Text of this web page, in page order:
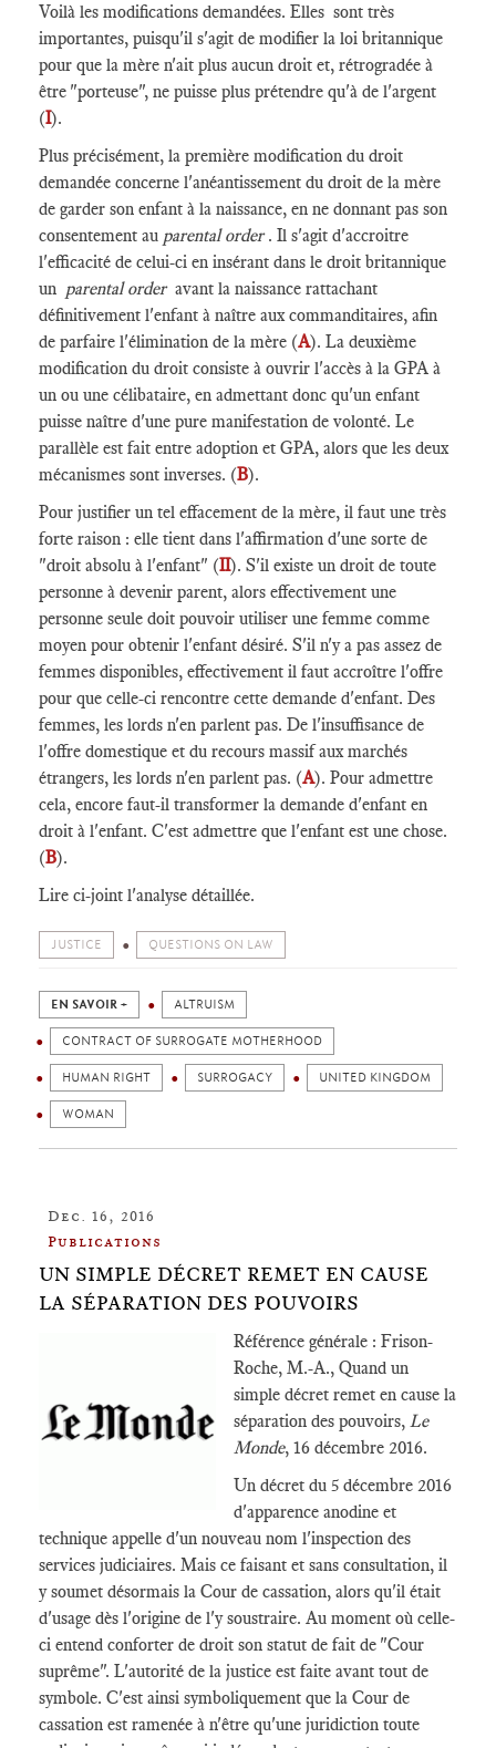
Voilà les modifications demandées. Elles sont très
importantes, puisqu'il s'agit de modifier la loi britannique
pour que la mère n'ait plus aucun droit et, rétrogradée à
être "porteuse", ne puisse plus prétendre qu'à de l'argent
(I).
Plus précisément, la première modification du droit
demandée concerne l'anéantissement du droit de la mère
de garder son enfant à la naissance, en ne donnant pas son
consentement au parental order. Il s'agit d'accroitre
l'efficacité de celui-ci en insérant dans le droit britannique
un parental order avant la naissance rattachant
définitivement l'enfant à naître aux commanditaires, afin
de parfaire l'élimination de la mère (A). La deuxième
modification du droit consiste à ouvrir l'accès à la GPA à
un ou une célibataire, en admettant donc qu'un enfant
puisse naître d'une pure manifestation de volonté. Le
parallèle est fait entre adoption et GPA, alors que les deux
mécanismes sont inverses. (B).
Pour justifier un tel effacement de la mère, il faut une très
forte raison : elle tient dans l'affirmation d'une sorte de
"droit absolu à l'enfant" (II). S'il existe un droit de toute
personne à devenir parent, alors effectivement une
personne seule doit pouvoir utiliser une femme comme
moyen pour obtenir l'enfant désiré. S'il n'y a pas assez de
femmes disponibles, effectivement il faut accroître l'offre
pour que celle-ci rencontre cette demande d'enfant. Des
femmes, les lords n'en parlent pas. De l'insuffisance de
l'offre domestique et du recours massif aux marchés
étrangers, les lords n'en parlent pas. (A). Pour admettre
cela, encore faut-il transformer la demande d'enfant en
droit à l'enfant. C'est admettre que l'enfant est une chose.
(B).
Lire ci-joint l'analyse détaillée.
JUSTICE QUESTIONS ON LAW
EN SAVOIR + ALTRUISM
CONTRACT OF SURROGATE MOTHERHOOD
HUMAN RIGHT SURROGACY UNITED KINGDOM
WOMAN
Dec. 16, 2016
Publications
UN SIMPLE DÉCRET REMET EN CAUSE
LA SÉPARATION DES POUVOIRS
Référence générale : Frison-
Roche, M.-A., Quand un
simple décret remet en cause la
séparation des pouvoirs, Le
Monde, 16 décembre 2016.
Un décret du 5 décembre 2016
d'apparence anodine et
technique appelle d'un nouveau nom l'inspection des
services judiciaires. Mais ce faisant et sans consultation, il
y soumet désormais la Cour de cassation, alors qu'il était
d'usage dès l'origine de l'y soustraire. Au moment où celle-
ci entend conforter de droit son statut de fait de "Cour
suprême". L'autorité de la justice est faite avant tout de
symbole. C'est ainsi symboliquement que la Cour de
cassation est ramenée à n'être qu'une juridiction toute